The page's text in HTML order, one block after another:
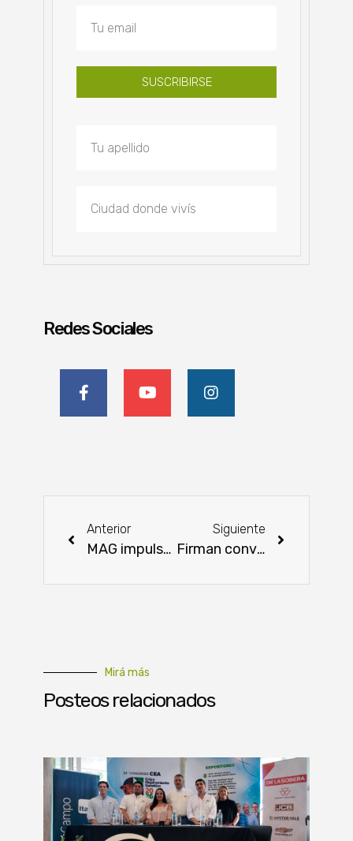
SUSCRIBIRSE
Redes Sociales
Anterior
MAG impulsa exportaciones y educación agrícola con enfoque en la producción familiar
Siguiente
Firman convenio para potenciar planes turísticos
Mirá más
Posteos relacionados